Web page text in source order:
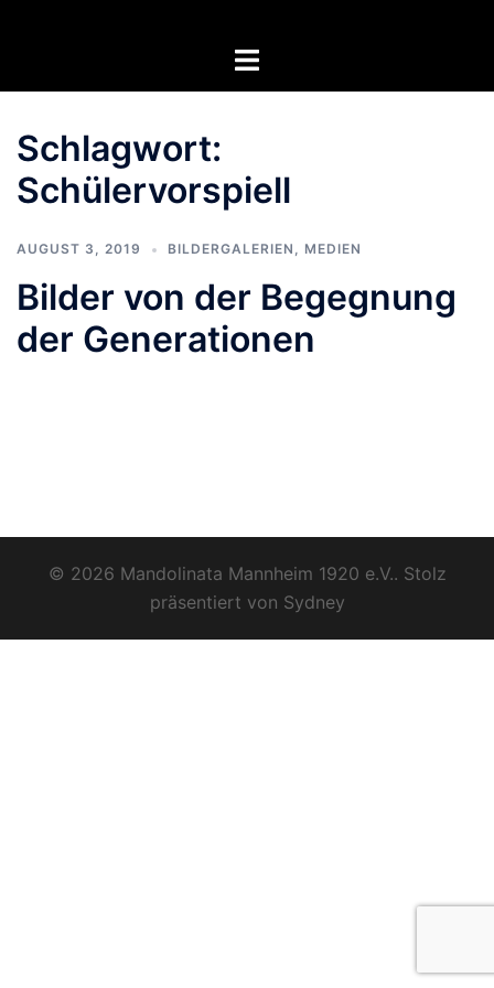
Menü
Schlagwort:
Schülervorspiell
AUGUST 3, 2019 BILDERGALERIEN , MEDIEN
Bilder von der Begegnung
der Generationen
© 2026 Mandolinata Mannheim 1920 e.V.. Stolz
präsentiert von Sydney